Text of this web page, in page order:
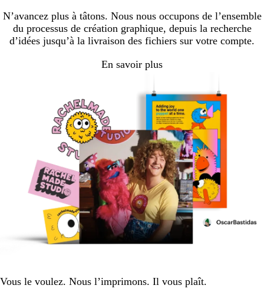
N’avancez plus à tâtons. Nous nous occupons de l’ensemble
du processus de création graphique, depuis la recherche
d’idées jusqu’à la livraison des fichiers sur votre compte.
En savoir plus
Vous le voulez. Nous l’imprimons. Il vous plaît.